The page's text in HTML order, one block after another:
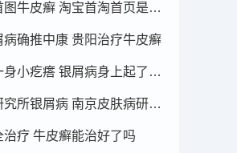
什么是淘宝首图牛皮癣 淘宝首淘首页是什么
病确推中康 贵阳治疗牛皮癣
银屑病起了一身小疙瘩 银屑病身上起了好多疙瘩
南京皮肤病研究所银屑病 南京皮肤病研究所看银屑病哪个医生厉害
疗 牛皮癣能治好了吗